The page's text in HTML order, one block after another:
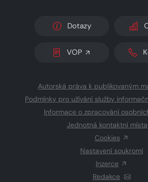
Dotazy
VOP
Autorská práva k publikovaným
Podmínky pro užívání služby
Informace o zpracování
Jednotná kontaktní místa
Cookies
Nastavení soukromí
Inzerce
Redakce